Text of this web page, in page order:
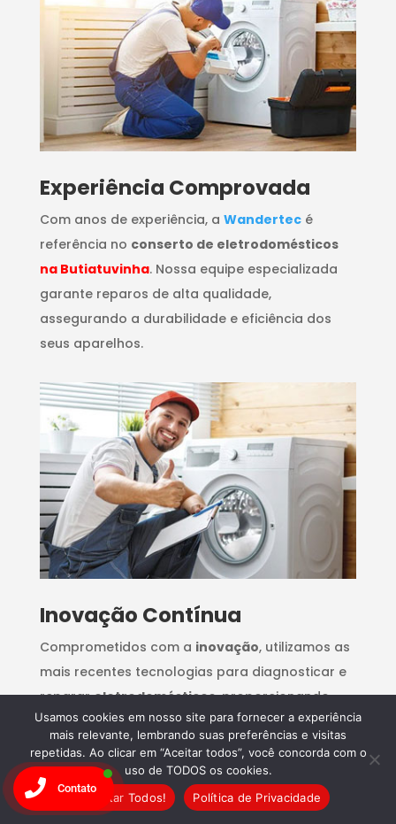
​Experiência Comprovada
Com anos de experiência, a Wandertecé
referência no conserto de eletrodomésticos
na Butiatuvinha. Nossa equipe especializada
garante reparos de alta qualidade,
assegurando a durabilidade e eficiência dos
seus aparelhos.
Inovação Contínua
Comprometidos com a inovação, utilizamos as
mais recentes tecnologias para diagnosticar e
reparareletrodomésticos, proporcionando
soluções rápidas e eficazes para qualquer
problema.
Usamos cookies em nosso site para fornecer a experiência
mais relevante, lembrando suas preferências e visitas
repetidas. Ao clicar em “Aceitar todos”, você concorda com o
uso de TODOS os cookies.
Aceitar Todos!
Política de Privacidade
Contato